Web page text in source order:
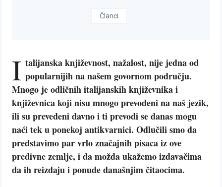
Članci
I talijanska književnost, nažalost, nije jedna od
popularnijih na našem govornom području.
Mnogo je odličnih italijanskih književnika i
književnica koji nisu mnogo prevođeni na naš jezik,
ili su prevedeni davno i ti prevodi se danas mogu
naći tek u ponekoj antikvarnici. Odlučili smo da
predstavimo par vrlo značajnih pisaca iz ove
predivne zemlje, i da možda ukažemo izdavačima
da ih reizdaju i ponude današnjim čitaocima.